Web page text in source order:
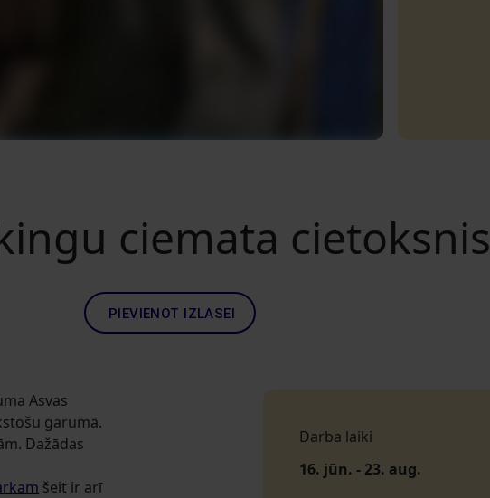
ciemata cietoksnis
PIEVIENOT IZLASEI
Asvas
garumā.
Dažādas
šeit ir arī
Darba laiki
16. jūn. - 23. aug.